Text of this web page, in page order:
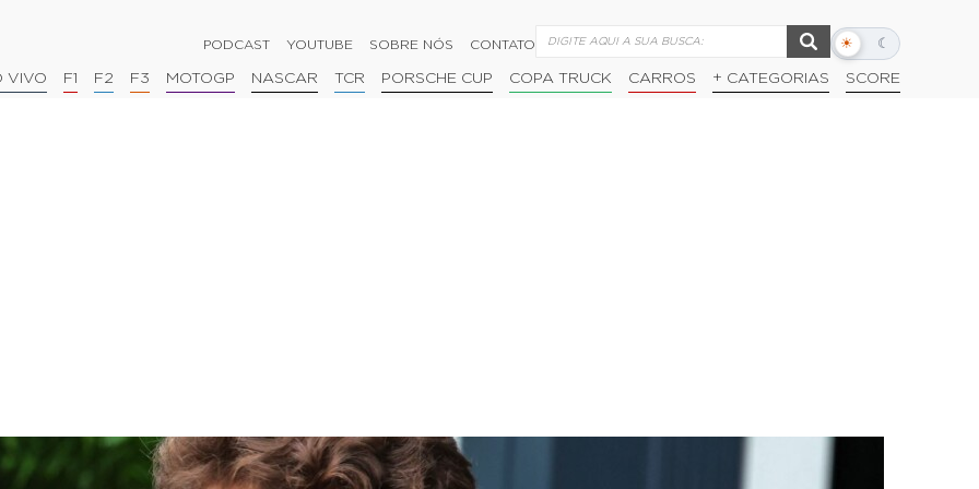
PODCAST YOUTUBE SOBRE NÓS CONTATO ☀ ☾
Alternar
escuro
VIVO F1 F2 F3 MOTOGP NASCAR TCR PORSCHE CUP COPA TRUCK CARROS + CATEGORIAS SCORE